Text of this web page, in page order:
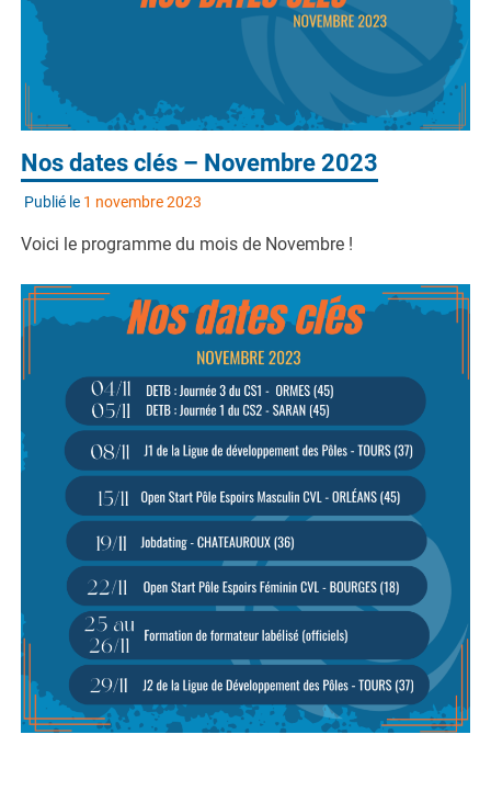
Nos dates clés – Novembre 2023
Publié le 1 novembre 2023
Voici le programme du mois de Novembre !